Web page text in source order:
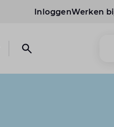
InloggenWerken
Open submenu Over
Open search website